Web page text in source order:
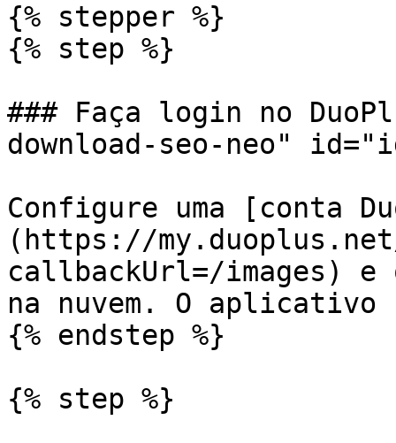
{% stepper %}
{% step %}
### Faça login no
download-seo-neo"
Configure uma [conta
(https://
callbackUrl=/images) e
na nuvem. O aplicativo
{% endstep %}
{% step %}